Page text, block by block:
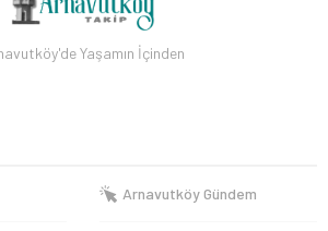
Yaşamın İçinden
Arnavutköy Gündem